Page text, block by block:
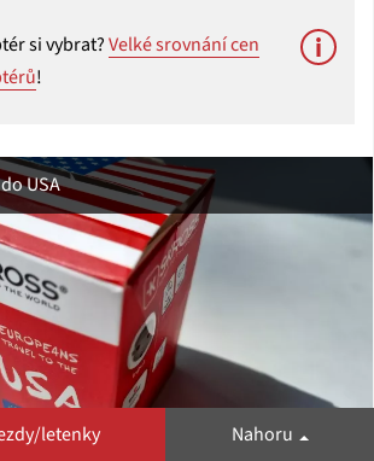
si vybrat?Velké srovnání cen
!
USA
letenky Nahoru